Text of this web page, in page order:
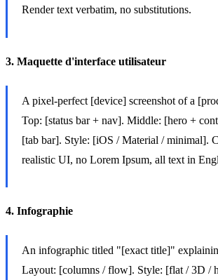
Render text verbatim, no substitutions.
3. Maquette d'interface utilisateur
A pixel-perfect [device] screenshot of a
Top: [status bar + nav]. Middle: [hero +
[tab bar]. Style: [iOS / Material / minimal].
realistic UI, no Lorem Ipsum, all text in
4. Infographie
An infographic titled "[exact title]"
Layout: [columns / flow]. Style: [flat / 3D /